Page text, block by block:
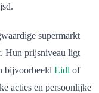
supermarkt
Hun prijsniveau ligt
bijvoorbeeld Lidl of
acties en persoonlijke